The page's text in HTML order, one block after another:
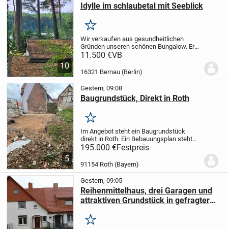
10
Idylle im schlaubetal mit Seeblick
Merken
Wir verkaufen aus gesundheitlichen
Gründen unseren schönen Bungalow. Er
befindet sich auf dem Camping-u.
Er ist möbliert und sofort
Pacht inkl. 1PKW ...
11.500 €VB
16321 Bernau (Berlin)
5
Gestern, 09:08
Baugrundstück, Direkt in Roth
Merken
Im Angebot steht ein Baugrundstück
direkt in Roth. Ein Bebauungsplan steht
bereits, kann aber noch geändert werden.
Wohnhaus mit 3 Ebenen und einer
Garage.Näheres unter
mail(a)erdemir.cc
Tel...
195.000 €Festpreis
91154 Roth (Bayern)
Gestern, 09:05
Reihenmittelhaus, drei Garagen und
attraktiven Grundstück in gefragter
Merken